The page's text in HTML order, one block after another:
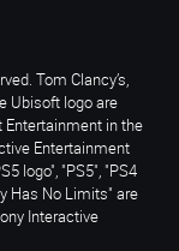
Tom Clancy’s,
Ubisoft logo are
in the
Entertainment
logo", "PS5", "PS4
Has No Limits" are
Interactive